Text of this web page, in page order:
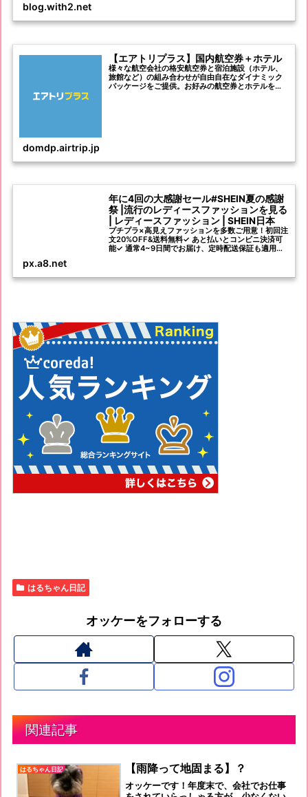
blog.with2.net
【エアトリプラス】国内航空券＋ホテル
様々な航空会社の格安航空券と宿泊施設（ホテル、
旅館など）の組み合わせが自由自在なダイナミック
パッケージをご提供。お好みの航空券とホテルを選
domdp.airtrip.jp
年に4回の大感謝セール#SHEIN夏の感謝
祭 |流行のレディースファッションを見る
| レディースファッション | SHEIN日本
プチプラ×高見えファッションを多数ご用意！初回注
文20%OFF&送料無料✓ あと払いとコンビニ決済可
能✓ 通常4~9日間でお届け、定時配送保証も適用可
px.a8.net
はるちゃん日記
オッケーをフォローする
関連記事
はるちゃん日記 【雨降って地固まる】？
オッケーです！年度末で、会社でお仕事